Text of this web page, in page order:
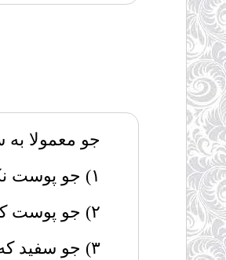
جو معمولا
۱) جو پوست نکنده که هنوز سبوس آن جدا نشده
۲) جو پوست کنده که پوست آن گرفته شده است
۳) جو سفید که پوست و سبوس آن گرفته شده است و بنام جو مرواریدی معروف است .